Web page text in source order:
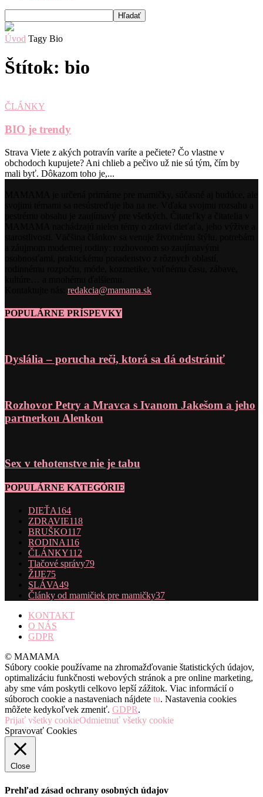
Úvod Tagy Bio
Štítok: bio
ČLÁNKY
BIO je trendy
Strava Viete z akých potravín varíte a pečiete? Čo vlastne v
obchodoch kupujete? Ani chlieb a pečivo už nie sú tým, čím by
mali byť. Dôkazom toho je,...
redakcia@mamama.sk
POPULÁRNE PRÍSPEVKY
Dyslália – porucha reči, ktorá sa dá odstrániť
Rozhovor Petry a Mravca s Ivanom Jakešom a jeho
partnerkou Alenkou
Sex v tehotenstve nie je tabu
POPULÁRNE KATEGÓRIE
DIEŤA164
ZDRAVIE118
BRUŠKO117
RODINA116
ČLÁNKY112
Tlačové správy79
ŽIJE75
SLÁVA49
Články od mamičiek pre mamičky37
KONTAKT
O NÁS
GDPR
© MAMAMA
Súbory cookie používame na zhromažďovanie štatistických údajov,
optimalizáciu funkčnosti webových stránok a pre online marketing,
aby sme vám poskytli celkovo lepší zážitok. Viac informácií o
súboroch cookie a nastaveniach nájdete tu. Nastavenia cookies
môžete kedykoľvek zmeniť. GDPR.
Prijať všetky cookieOdmietnuť všetky cookie
Spravovať Cookies
Close
Prehľad zásad ochrany osobných údajov